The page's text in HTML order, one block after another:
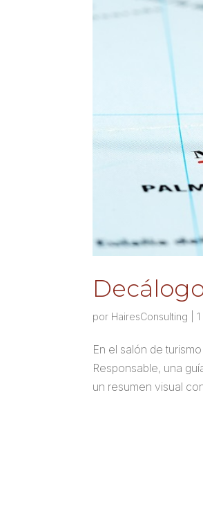
por HairesConsulting |
En el salón de
Responsable, una
un resumen visual